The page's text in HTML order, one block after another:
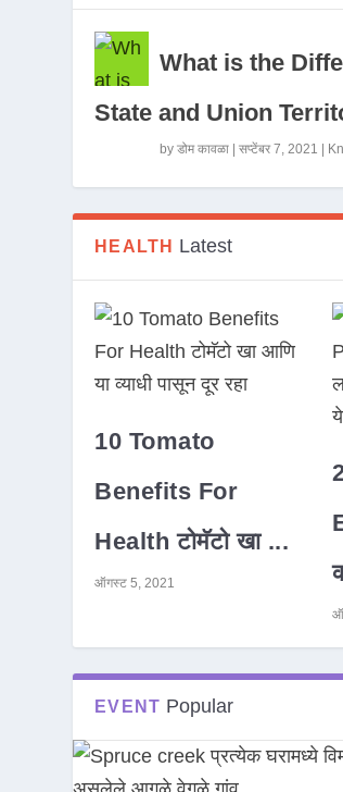
What is the
State and Union
byडोम कावळा |सप्टेंबर 7, 2021
HEALTH Latest
10 Tomato
Benefits For
Health टोमॅटो खा ...
ऑगस्ट 5, 2021
EVENT Popular